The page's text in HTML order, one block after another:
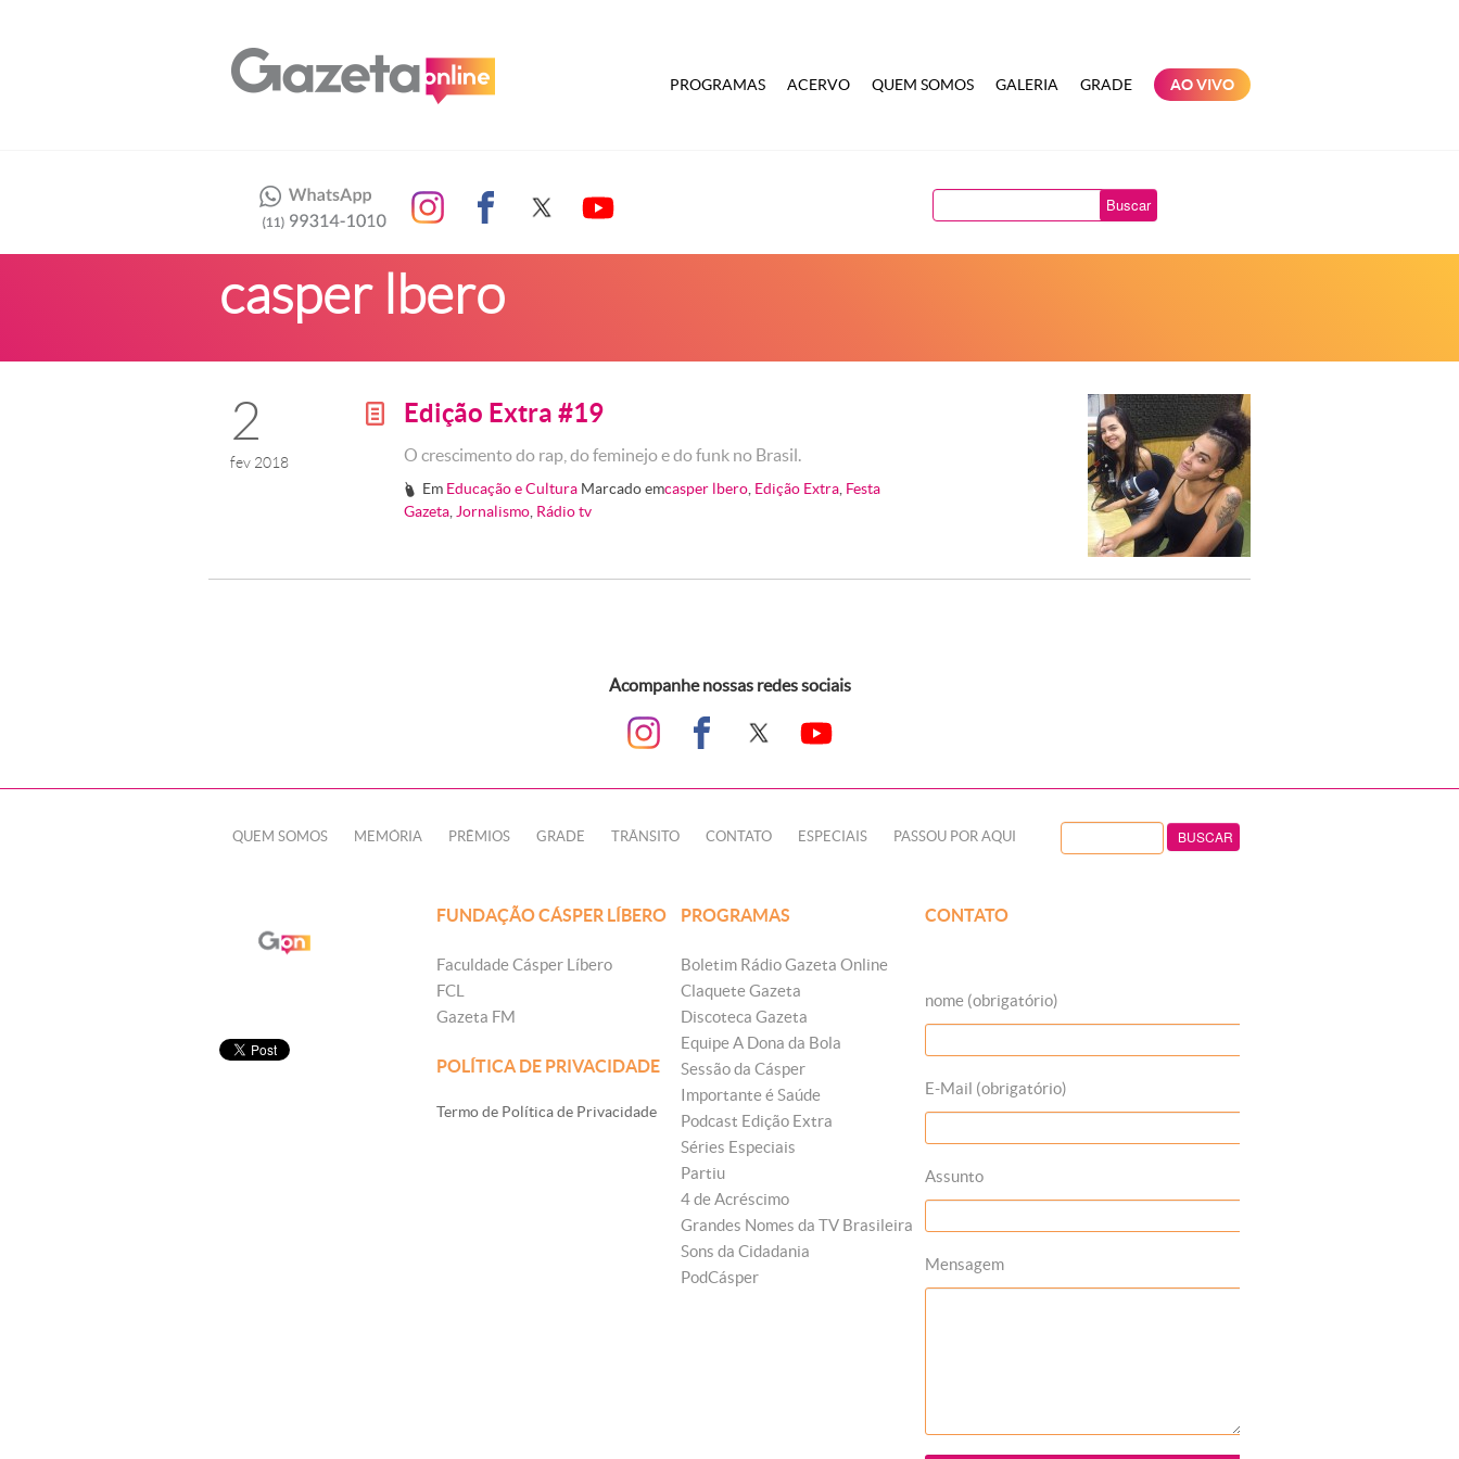
PROGRAMAS ACERVO QUEM SOMOS GALERIA GRADE AO VIVO
Buscar
casper lbero
2
fev 2018
g Edição Extra #19
O crescimento do rap, do feminejo e do funk no Brasil.
# Em Educação e Cultura Marcado emcasper lbero Edição Extra Festa
Gazeta Jornalismo Rádio tv
Acompanhe nossas redes sociais
QUEM SOMOS MEMÓRIA PRÊMIOS GRADE TRÂNSITO CONTATO ESPECIAIS PASSOU POR AQUI
FUNDAÇÃO CÁSPER LÍBERO
Faculdade Cásper Líbero
FCL
Gazeta FM
POLÍTICA DE PRIVACIDADE
Termo de Política de Privacidade
PROGRAMAS
Boletim Rádio Gazeta Online
Claquete Gazeta
Discoteca Gazeta
Equipe A Dona da Bola
Sessão da Cásper
Importante é Saúde
Podcast Edição Extra
Séries Especiais
Partiu
4 de Acréscimo
Grandes Nomes da TV Brasileira
Sons da Cidadania
PodCásper
CONTATO
nome (obrigatório)
E-Mail (obrigatório)
Assunto
Mensagem